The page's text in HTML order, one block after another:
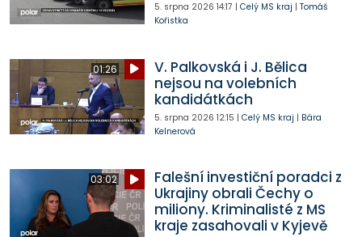
5. srpna 2026 14:17 | Celý MS kraj | Tomáš
Kořistka
01:26
V. Palkovská i J. Bělica
nejsou na volebních
kandidátkách
5. srpna 2026 12:15 | Celý MS kraj | Bára
Kelnerová
03:02
Falešní investiční poradci z
Ukrajiny obrali Čechy o
miliony. Kriminalisté z MS
kraje zasahovali v Kyjevě